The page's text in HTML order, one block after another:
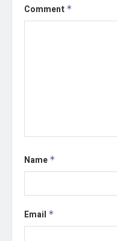
Comment *
Name *
Email *